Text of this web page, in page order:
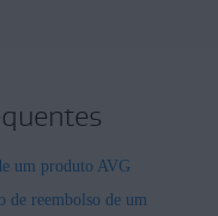
um produto AVG
de reembolso de um